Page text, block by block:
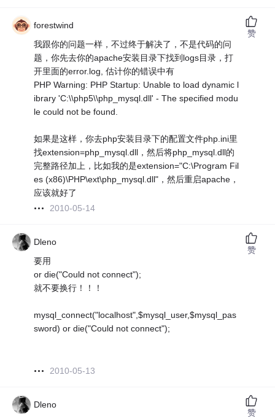
forestwind
我跟你的问题一样，不过终于解决了，不是代码的问
题，你先去你的apache安装目录下找到logs目录，打
开里面的error.log, 估计你的错误中有
PHP Warning: PHP Startup: Unable to load dynamic l
ibrary 'C:\\php5\\php_mysql.dll' - The specified modu
le could not be found.
如果是这样，你去php安装目录下的配置文件php.ini里
找extension=php_mysql.dll，然后将php_mysql.dll的
完整路径加上，比如我的是extension="C:\Program Fil
es (x86)\PHP\ext\php_mysql.dll"，然后重启apache，
应该就好了
2010-05-14
赞
Dleno
要用
or die("Could not connect");
就不要换行！！！
mysql_connect("localhost",$mysql_user,$mysql_pas
sword) or die("Could not connect");
2010-05-13
赞
Dleno
赞